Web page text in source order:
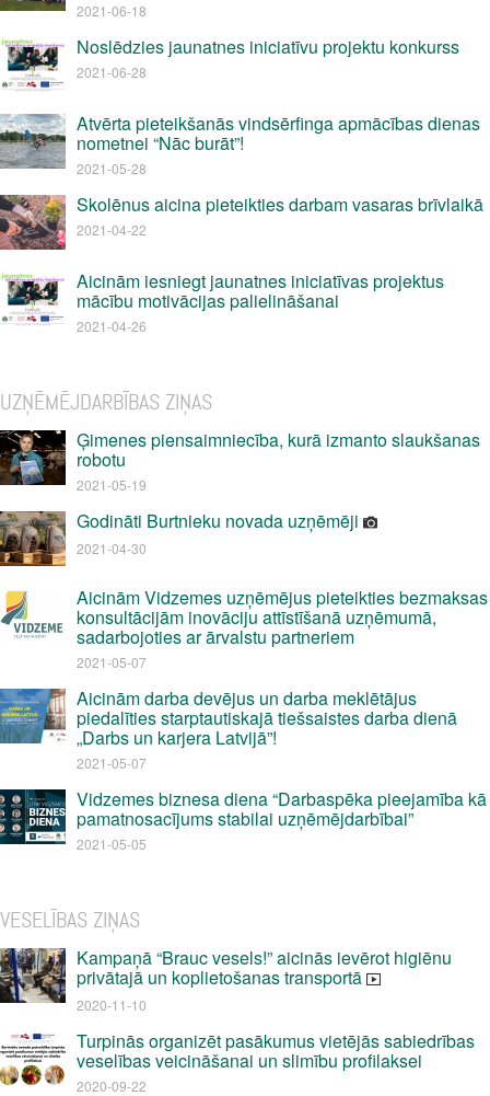
2021-06-18
Noslēdzies jaunatnes iniciatīvu projektu konkurss
2021-06-28
Atvērta pieteikšanās vindsērfinga apmācības dienas
nometnei “Nāc burāt”!
2021-05-28
Skolēnus aicina pieteikties darbam vasaras brīvlaikā
2021-04-22
Aicinām iesniegt jaunatnes iniciatīvas projektus
mācību motivācijas palielināšanai
2021-04-26
UZŅĒMĒJDARBĪBAS ZIŅAS
Ģimenes piensaimniecība, kurā izmanto slaukšanas
robotu
2021-05-19
Godināti Burtnieku novada uzņēmēji
2021-04-30
Aicinām Vidzemes uzņēmējus pieteikties bezmaksas
konsultācijām inovāciju attīstīšanā uzņēmumā,
sadarbojoties ar ārvalstu partneriem
2021-05-07
Aicinām darba devējus un darba meklētājus
piedalīties starptautiskajā tiešsaistes darba dienā
„Darbs un karjera Latvijā”!
2021-05-07
Vidzemes biznesa diena “Darbaspēka pieejamība kā
pamatnosacījums stabilai uzņēmējdarbībai”
2021-05-05
VESELĪBAS ZIŅAS
Kampaņā “Brauc vesels!” aicinās ievērot higiēnu
privātajā un koplietošanas transportā
2020-11-10
Turpinās organizēt pasākumus vietējās sabiedrības
veselības veicināšanai un slimību profilaksei
2020-09-22